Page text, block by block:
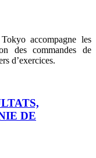
accompagne les
des commandes de
d’exercices.
DE